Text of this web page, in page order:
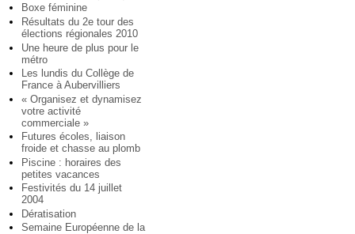
Boxe féminine
Résultats du 2e tour des
élections régionales 2010
Une heure de plus pour le
métro
Les lundis du Collège de
France à Aubervilliers
« Organisez et dynamisez
votre activité
commerciale »
Futures écoles, liaison
froide et chasse au plomb
Piscine : horaires des
petites vacances
Festivités du 14 juillet
2004
Dératisation
Semaine Européenne de la